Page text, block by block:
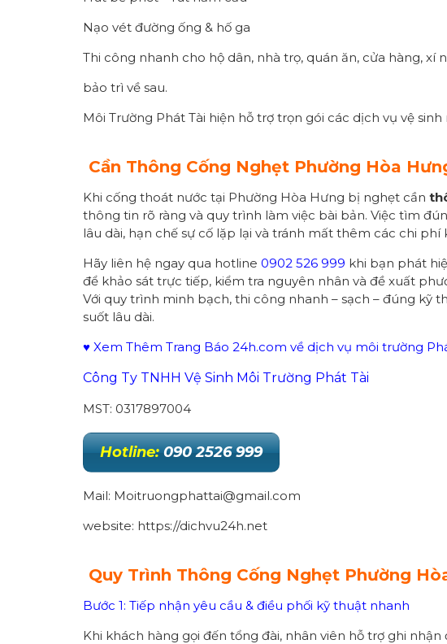
Nạo vét đường ống & hố ga
Thi công nhanh cho hộ dân, nhà trọ, quán ăn, cửa hàng, xí
bảo trì về sau.
Môi Trường Phát Tài hiện hỗ trợ trọn gói các dịch vụ vệ
Cần Thông Cống Nghẹt Phường Hòa
Khi cống thoát nước tại Phường Hòa Hưng bị nghẹt cần
thông tin rõ ràng và quy trình làm việc bài bản. Việc tìm
lâu dài, hạn chế sự cố lặp lại và tránh mất thêm các chi phí
Hãy liên hệ ngay qua hotline 0902 526 999 khi bạn phát
để khảo sát trực tiếp, kiểm tra nguyên nhân và đề xuất
Với quy trình minh bạch, thi công nhanh – sạch – đúng
suốt lâu dài.
♥ Xem Thêm Trang Báo 24h.com về dịch vụ môi trường
Công Ty TNHH Vệ Sinh Môi Trường Phát Tài
MST: 0317897004
Hotline: 090 2526 999
Mail: Moitruongphattai@gmail.com
website: https://dichvu24h.net
Quy Trình Thông Cống Nghẹt Phường
Bước 1: Tiếp nhận yêu cầu & điều phối kỹ thuật nhanh
Khi khách hàng gọi đến tổng đài, nhân viên hỗ trợ ghi